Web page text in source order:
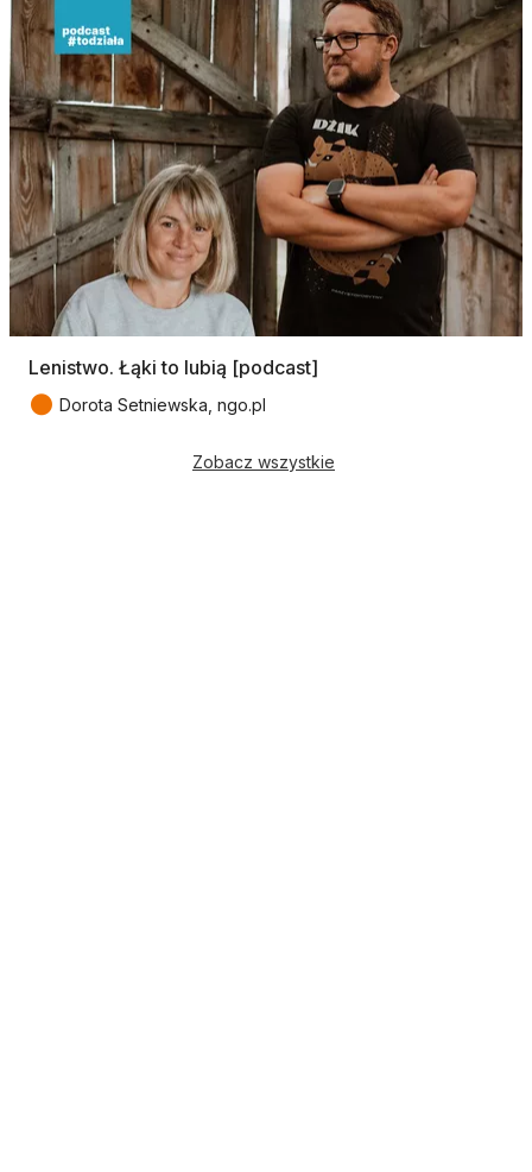
Lenistwo. Łąki to lubią [podcast]
● Dorota Setniewska, ngo.pl
Zobacz wszystkie